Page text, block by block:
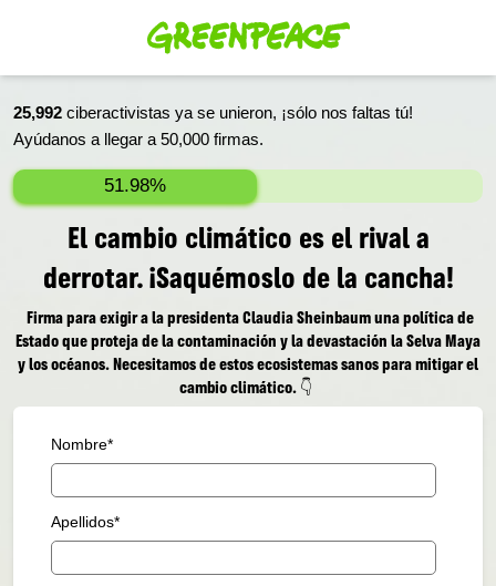
25,992 ciberactivistas ya se unieron, ¡sólo nos faltas tú!
Ayúdanos a llegar a 50,000 firmas.
51.98%
El cambio climático es el rival a
derrotar. ¡Saquémoslo de la cancha!
Firma para exigir a la presidenta Claudia Sheinbaum una política de
Estado que proteja de la contaminación y la devastación la Selva Maya
y los océanos. Necesitamos de estos ecosistemas sanos para mitigar el
cambio climático. 👇
Nombre*
Apellidos*